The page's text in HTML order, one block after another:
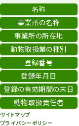
名称
事業所の名称
事業所の所在地
動物取扱業の種別
登録番号
登録年月日
登録の有効期間の末日
動物取扱責任者
サイトマップ
プライバシーポリシー